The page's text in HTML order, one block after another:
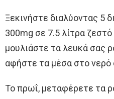
Ξεκινήστε διαλύοντας 5
300mg σε 7.5 λίτρα
μουλιάστε τα λευκά σας
αφήστε τα μέσα στο νερό
Το πρωΐ, μεταφέρετε τα